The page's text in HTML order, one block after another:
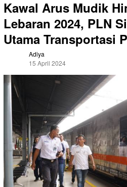
Kawal Arus Mudik
Lebaran 2024, PLN
Utama Transportasi
Adiya
15 April 2024